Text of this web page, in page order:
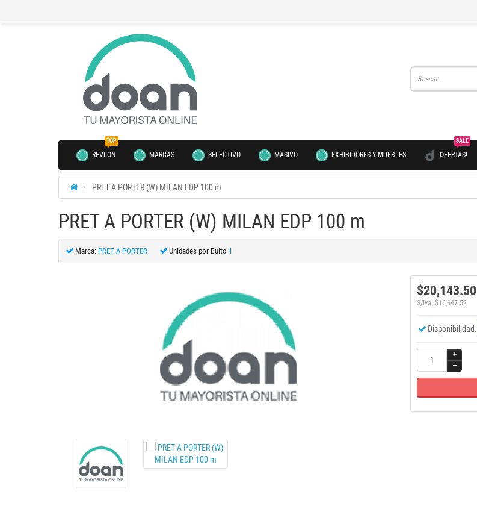
TOP
REVLON MARCAS SELECTIVO MASIVO EXHIBIDORES Y MUEBLES
SALE
OFERTAS!
PRET A PORTER (W) MILAN EDP 100 m
PRET A PORTER (W) MILAN EDP 100 m
Marca: PRET A PORTER Unidades por Bulto 1
$20,143.50
S/Iva: $16,647.52
Disponibilidad: